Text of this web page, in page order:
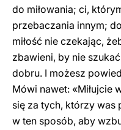
do miłowania; ci,
przebaczania innym;
miłość nie czekając,
zbawieni, by nie
dobru. I możesz
Mówi nawet: «Miłujcie
się za tych, którzy was
w ten sposób, aby